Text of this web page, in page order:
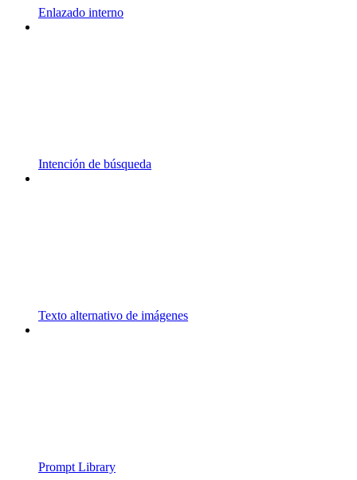
Enlazado interno
Intención de búsqueda
Texto alternativo de imágenes
Prompt Library